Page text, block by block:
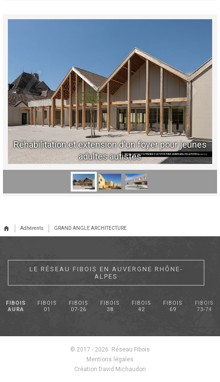
Réhabilitation et extension d'un foyer pour jeunes
adultes autistes
Adhérents GRAND ANGLE ARCHITECTURE
LE RÉSEAU FIBOIS EN AUVERGNE RHÔNE-
ALPES
FIBOIS
AURA
FIBOIS
01
FIBOIS
07-26
FIBOIS
38
FIBOIS
42
FIBOIS
69
FIBOIS
73-74
© 2017 - 2026 Réseau Fibois
Mentions légales
Création David Michaudon